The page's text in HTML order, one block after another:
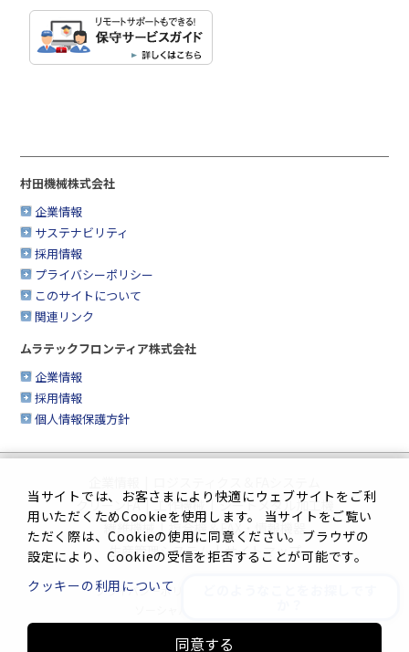
村田機械株式会社
企業情報
サステナビリティ
採用情報
プライバシーポリシー
このサイトについて
関連リンク
ムラテックフロンティア株式会社
企業情報
採用情報
個人情報保護方針
クリーンFA | 工作機械 | シートメタル加工機
繊維機械
| 複合機＆FAX・情報機器
生産管理システム | サイトマップ
プライバシーポリシー
Innovation. Mark the turning point.
当サイトでは、お客さまにより快適にウェブサイトをご利
用いただくためCookieを使用します。 当サイトをご覧い
ただく際は、Cookieの使用に同意ください。ブラウザの
設定により、Cookieの受信を拒否することが可能です。
クッキーの利用について
同意する